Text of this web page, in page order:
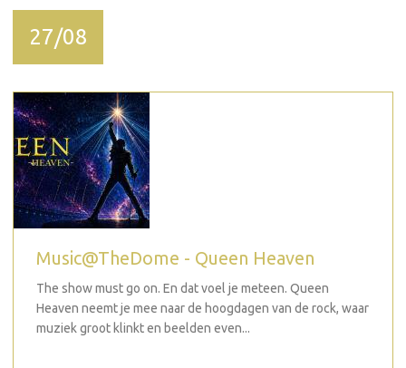
27/08
Music@TheDome - Queen Heaven
The show must go on. En dat voel je meteen. Queen
Heaven neemt je mee naar de hoogdagen van de rock, waar
muziek groot klinkt en beelden even...